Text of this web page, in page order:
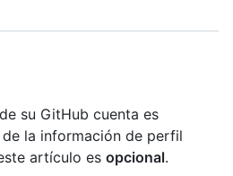
su GitHub cuenta es
de la información de perfil
artículo es opcional.